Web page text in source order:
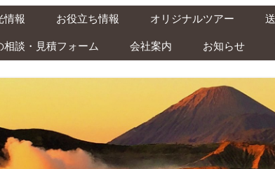
ン
ツ
へ
キ
ッ
情報 お役立ち情報
基本情報
旅の準備 ‐ ビザ・気候・時差 ‐
安全な旅のために ‐ 治安・衛
快適な旅のために ‐ トイレ・
オリジナルツアー
マラソ
相談・見積フォーム 会社案内 お知らせ
ト カレンダー
ITAS(KITAS)を
学生の方へ